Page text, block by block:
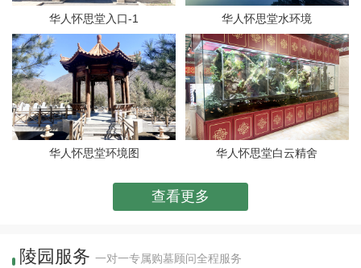
华人怀思堂入口-1 华人怀思堂水环境
华人怀思堂环境图 华人怀思堂白云精舍
查看更多
陵园服务 一对一专属购墓顾问全程服务